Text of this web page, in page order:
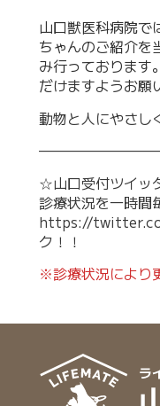
山口獣医科病院で
ちゃんのご紹介を
み行っております
だけますようお願
動物と人にやさ
☆山口受付ツイ
診療状況を一時間
https://
ク！！
※診療状況により